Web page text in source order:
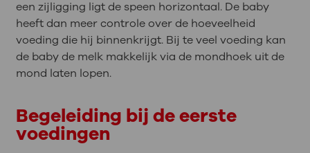
een zijligging ligt de speen horizontaal. De baby
heeft dan meer controle over de hoeveelheid
voeding die hij binnenkrijgt. Bij te veel voeding kan
de baby de melk makkelijk via de mondhoek uit de
mond laten lopen.
Begeleiding bij de eerste
voedingen